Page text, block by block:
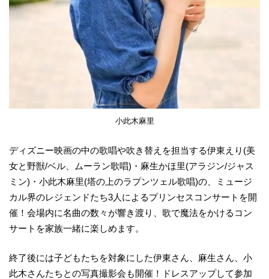
小此木麻里
ディズニー映画の中の歌唱や吹き替えを担当する伊東えり(美
女と野獣/ベル、ムーラン歌唱)・麻生かほ里(アラジン/ジャス
ミン)・小此木麻里(塔の上のラプンツェル歌唱)の、ミュージ
カル界のレジェンドたち3人によるプリンセスコンサートを開
催！会場内に名曲の数々が響き渡り、歌で魔法をかけるコン
サートを家族一緒に楽しめます。
終了後には子どもたちを対象にした伊東さん、麻生さん、小
此木さんたちとの写真撮影会も開催！ドレスアップして参加